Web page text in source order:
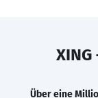
Über eine